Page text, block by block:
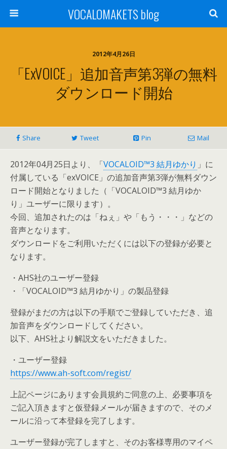
VOCALOMAKETS blog
2012年4月26日
「exVOICE」追加音声第3弾の無料
ダウンロード開始
Share Tweet Pin Mail
2012年04月25日より、「VOCALOID™3 結月ゆかり 」に
付属している「exVOICE」の追加音声第3弾が無料ダウン
ロード開始となりました（「VOCALOID™3 結月ゆか
り」ユーザーに限ります）。
今回、追加されたのは「ねぇ」や「もう・・・」などの
音声となります。
ダウンロードをご利用いただくには以下の登録が必要と
なります。
・AHS社のユーザー登録
・「VOCALOID™3 結月ゆかり」の製品登録
登録がまだの方は以下の手順でご登録していただき、追
加音声をダウンロードしてください。
以下、AHS社より解説文をいただきました。
・ユーザー登録
https://www.ah-soft.com/regist/
上記ページにあります会員規約ご同意の上、必要事項を
ご記入頂きますと仮登録メールが届きますので、そのメ
ールに沿って本登録を完了します。
ユーザー登録が完了しますと、そのお客様専用のマイペ